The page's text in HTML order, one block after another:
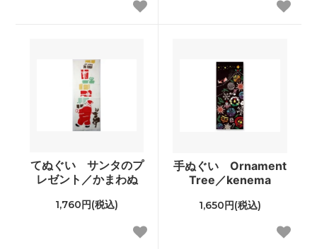
てぬぐい サンタのプ
レゼント／かまわぬ
1,760円(税込)
手ぬぐい Ornament
Tree／kenema
1,650円(税込)